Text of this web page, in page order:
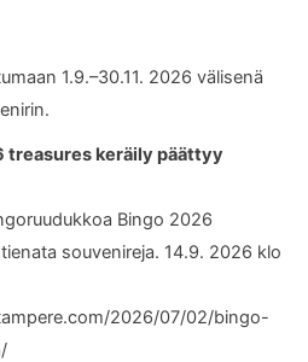
1.9.–30.11. 2026 välisenä
treasures keräily päättyy
Bingo 2026
souvenireja. 14.9. 2026 klo
2026/07/02/bingo-